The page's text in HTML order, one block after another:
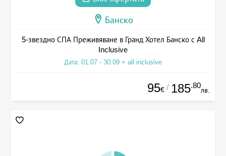
Банско
5-звездно СПА Преживяване в Гранд Хотел Банско с All
Inclusive
Дата: 01.07 - 30.09 + all inclusive
95€ / 185.80
лв.